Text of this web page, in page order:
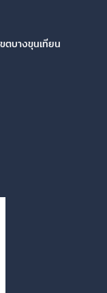
ตบางขุนเทียน